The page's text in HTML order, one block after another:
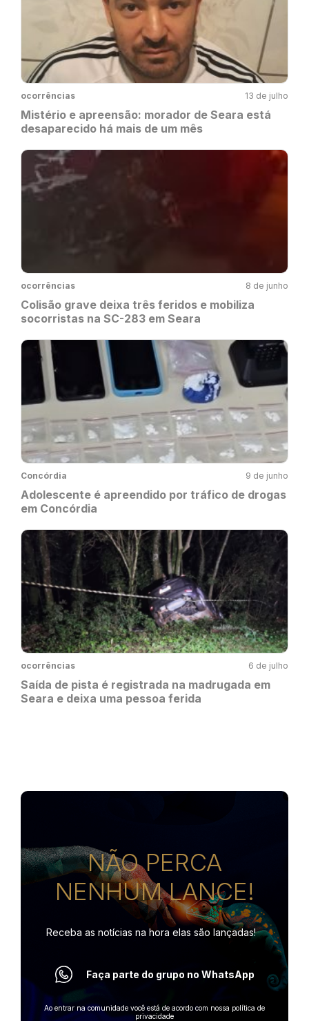
ocorrências 13 de julho
Mistério e apreensão: morador de Seara está
desaparecido há mais de um mês
ocorrências 8 de junho
Colisão grave deixa três feridos e mobiliza
socorristas na SC-283 em Seara
Concórdia 9 de junho
Adolescente é apreendido por tráfico de drogas
em Concórdia
ocorrências 6 de julho
Saída de pista é registrada na madrugada em
Seara e deixa uma pessoa ferida
NÃO PERCA
NENHUM LANCE!
Receba as notícias na hora elas são lançadas!
Faça parte do grupo no WhatsApp
Ao entrar na comunidade você está de acordo com nossa política de
privacidade